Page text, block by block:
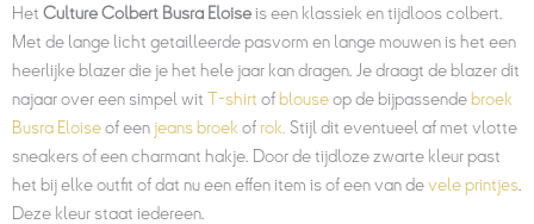
Het Culture Colbert Busra Eloiseis een klassiek en tijdloos colbert.
Met de lange licht getailleerde pasvorm en lange mouwen is het een
heerlijke blazer die je het hele jaar kan dragen. Je draagt de blazer dit
najaar over een simpel wit T-shirt of blouseop de bijpassende broek
Busra Eloiseof een jeans broek of rok. Stijl dit eventueel af met vlotte
sneakers of een charmant hakje. Door de tijdloze zwarte kleur past
het bij elke outfit of dat nu een effen item is of een van devele printjes
Deze kleur staat iedereen.